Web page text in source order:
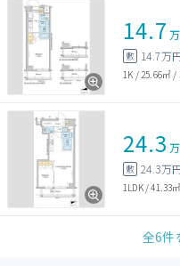
14.7
敷 14.7万
1K / 25.66㎡ /
24.3
敷 24.3万
1LDK/41.33㎡
全6件